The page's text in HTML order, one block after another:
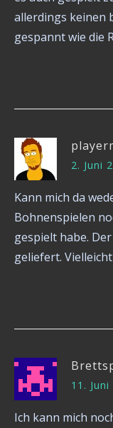
allerdings keinen
gespannt wie die
2. Juni
Kann mich da
Bohnenspielen
gespielt habe.
geliefert.
11.
Ich kann mich